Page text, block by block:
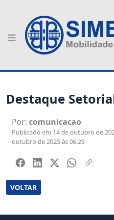
Destaque
Por: comunicacao
Publicado em 14 de outubro de
outubro de 2025 às 06:23
VOLTAR